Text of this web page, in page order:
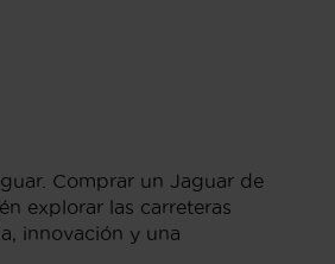
Comprar un Jaguar de
explorar las carreteras
innovación y una